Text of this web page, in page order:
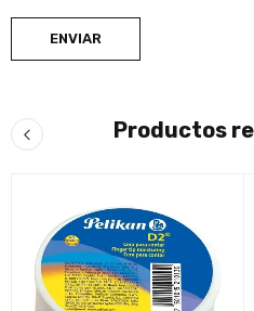
Productos